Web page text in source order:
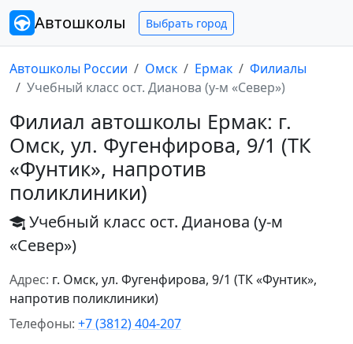
Автошколы Выбрать город
Автошколы России Омск Ермак
Филиалы
Учебный класс ост. Дианова (у-м «Север»)
Филиал автошколы Ермак: г.
Омск, ул. Фугенфирова, 9/1 (ТК
«Фунтик», напротив
поликлиники)
Учебный класс ост. Дианова (у-м
«Север»)
Адрес: г. Омск, ул. Фугенфирова, 9/1 (ТК «Фунтик»,
напротив поликлиники)
Телефоны: +7 (3812) 404-207